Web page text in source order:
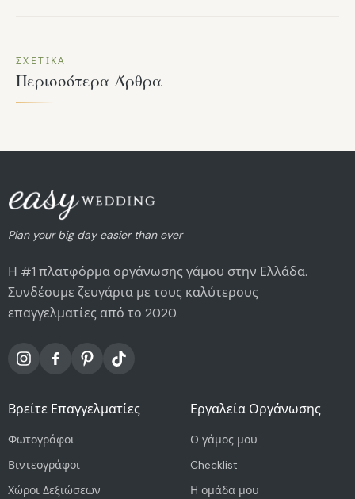
ΣΧΕΤΙΚΆ
Περισσότερα Άρθρα
Plan your big day easier than ever
Η #1 πλατφόρμα οργάνωσης γάμου στην Ελλάδα.
Συνδέουμε ζευγάρια με τους καλύτερους
επαγγελματίες από το 2020.
Βρείτε Επαγγελματίες
Φωτογράφοι
Βιντεογράφοι
Χώροι Δεξιώσεων
Εργαλεία Οργάνωσης
Ο γάμος μου
Checklist
Η ομάδα μου